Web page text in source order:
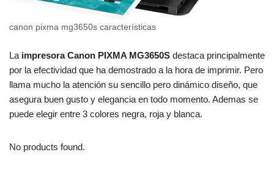
canon pixma mg3650s características
La impresora Canon PIXMA MG3650S destaca principalmente
por la efectividad que ha demostrado a la hora de imprimir. Pero
llama mucho la atención su sencillo pero dinámico diseño, que
asegura buen gusto y elegancia en todo momento. Ademas se
puede elegir entre 3 colores negra, roja y blanca.
No products found.